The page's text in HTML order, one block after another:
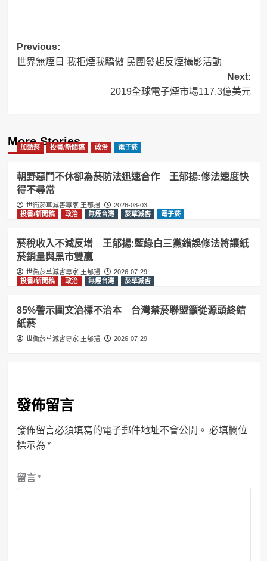
Post
navigation
Previous:
世界無煙日 我拒煙我驕傲 民團發起反煙攝影活動
Next:
2019全球電子煙市場117.3億美元
More Stories
加熱菸 投書/新聞稿 政治 電子菸
朝野惡鬥不休卻為菸防法迅速合作 王郁揚:修法速度快
得不尋常
世衛菸草減害專家 王郁揚
2026-08-03
投書/新聞稿
政治 無煙台灣 菸草減害 電子菸
菸稅收入不減反增 王郁揚:藍綠白三黨錯誤修法將讓紙
菸銷量與黑市雙贏
世衛菸草減害專家 王郁揚
2026-07-29
投書/新聞稿
政治 無煙台灣 菸草減害
85%警示圖文治標不治本 台灣禁菸聯盟籲從源頭終結
紙菸
世衛菸草減害專家 王郁揚 2026-07-29
發佈留言
發佈留言必須填寫的電子郵件地址不會公開。 必填欄位
標示為 *
留言 *